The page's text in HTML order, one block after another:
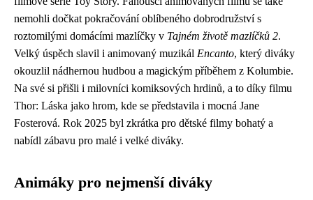
nemohli dočkat pokračování oblíbeného dobrodružství s
roztomilými domácími mazlíčky v Tajném životě mazlíčků 2.
Velký úspěch slavil i animovaný muzikál Encanto, který diváky
okouzlil nádhernou hudbou a magickým příběhem z Kolumbie.
Na své si přišli i milovníci komiksových hrdinů, a to díky filmu
Thor: Láska jako hrom, kde se představila i mocná Jane
Fosterová. Rok 2025 byl zkrátka pro dětské filmy bohatý a
nabídl zábavu pro malé i velké diváky.
Animáky pro nejmenší diváky